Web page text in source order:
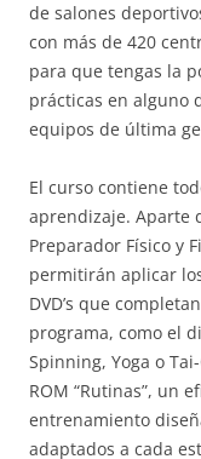
de salones
con más de 420
para que tengas la
prácticas en alguno
equipos de última
El curso contiene
aprendizaje. Aparte
Preparador Físico y
permitirán aplicar
DVD’s que
programa, como el
Spinning, Yoga o
ROM “Rutinas”, un
entrenamiento
adaptados a cada